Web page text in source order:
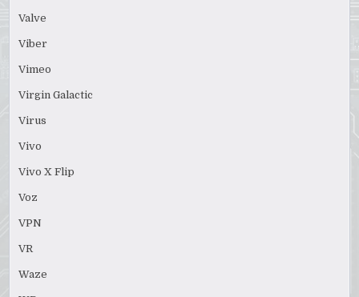
Valve
Viber
Vimeo
Virgin Galactic
Virus
Vivo
Vivo X Flip
Voz
VPN
VR
Waze